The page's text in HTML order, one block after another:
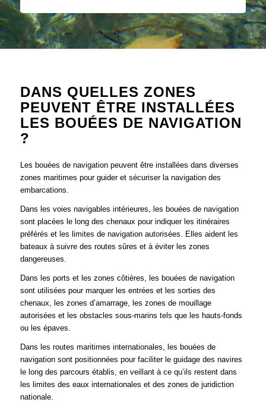
DANS QUELLES ZONES
PEUVENT ÊTRE INSTALLÉES
LES BOUÉES DE NAVIGATION
?
Les bouées de navigation peuvent être installées dans diverses
zones maritimes pour guider et sécuriser la navigation des
embarcations.
Dans les voies navigables intérieures, les bouées de navigation
sont placées le long des chenaux pour indiquer les itinéraires
préférés et les limites de navigation autorisées. Elles aident les
bateaux à suivre des routes sûres et à éviter les zones
dangereuses.
Dans les ports et les zones côtières, les bouées de navigation
sont utilisées pour marquer les entrées et les sorties des
chenaux, les zones d’amarrage, les zones de mouillage
autorisées et les obstacles sous-marins tels que les hauts-fonds
ou les épaves.
Dans les routes maritimes internationales, les bouées de
navigation sont positionnées pour faciliter le guidage des navires
le long des parcours établis, en veillant à ce qu’ils restent dans
les limites des eaux internationales et des zones de juridiction
nationale.